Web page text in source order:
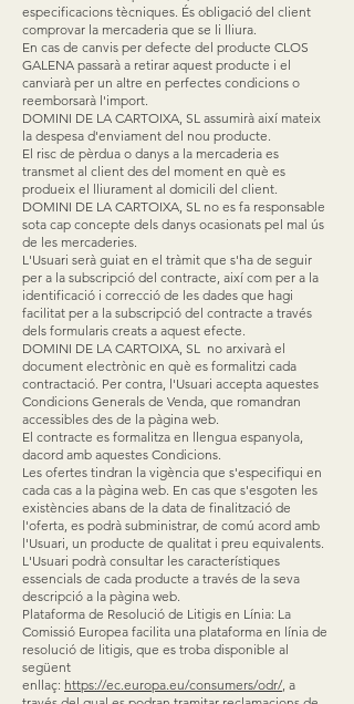
especificacions tècniques. És obligació del client
comprovar la mercaderia que se li lliura.
En cas de canvis per defecte del producte CLOS
GALENA passarà a retirar aquest producte i el
canviarà per un altre en perfectes condicions o
reemborsarà l'import.
DOMINI DE LA CARTOIXA, SL assumirà així mateix
la despesa d'enviament del nou producte.
El risc de pèrdua o danys a la mercaderia es
transmet al client des del moment en què es
produeix el lliurament al domicili del client.
DOMINI DE LA CARTOIXA, SL no es fa responsable
sota cap concepte dels danys ocasionats pel mal ús
de les mercaderies.
L'Usuari serà guiat en el tràmit que s'ha de seguir
per a la subscripció del contracte, així com per a la
identificació i correcció de les dades que hagi
facilitat per a la subscripció del contracte a través
dels formularis creats a aquest efecte.
DOMINI DE LA CARTOIXA, SL no arxivarà el
document electrònic en què es formalitzi cada
contractació. Per contra, l'Usuari accepta aquestes
Condicions Generals de Venda, que romandran
accessibles des de la pàgina web.
El contracte es formalitza en llengua espanyola,
dacord amb aquestes Condicions.
Les ofertes tindran la vigència que s'especifiqui en
cada cas a la pàgina web. En cas que s'esgoten les
existències abans de la data de finalització de
l'oferta, es podrà subministrar, de comú acord amb
l'Usuari, un producte de qualitat i preu equivalents.
L'Usuari podrà consultar les característiques
essencials de cada producte a través de la seva
descripció a la pàgina web.
Plataforma de Resolució de Litigis en Línia: La
Comissió Europea facilita una plataforma en línia de
resolució de litigis, que es troba disponible al
següent
enllaç: https://ec.europa.eu/consumers/odr/, a